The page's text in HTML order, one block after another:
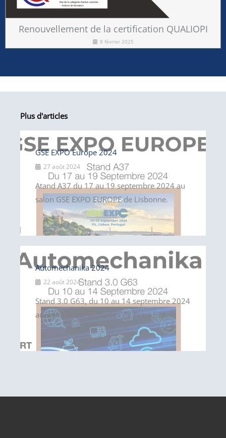
Renouvellement de la certification QUALIOPI
8 février 2025
Plus d'articles
GSE EXPO Europe 2024
27 août 2024
Atand A37 du 17 au 19 septembre 2024 au
salon GSE EXPO EUROPE de Lisbonne.
Automechanika 2024
22 août 2024
Stand 3.0 G63, du 10 au 14 septembre 2024
au salon Automechanika de Frankfurt.